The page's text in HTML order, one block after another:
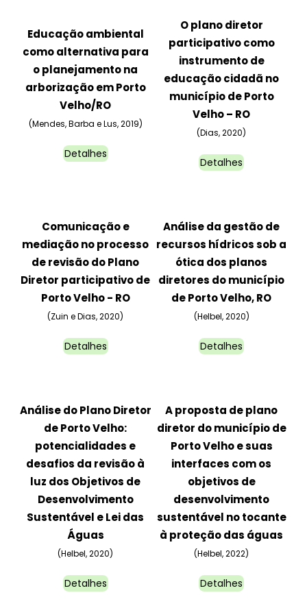
Educação ambiental
como alternativa para
o planejamento na
arborização em Porto
Velho/RO
(Mendes, Barba e Lus, 2019)
Detalhes
O plano diretor
participativo como
instrumento de
educação cidadã no
município de Porto
Velho – RO
(Dias, 2020)
Detalhes
Comunicação e
mediação no processo
de revisão do Plano
Diretor participativo de
Porto Velho - RO
(Zuin e Dias, 2020)
Detalhes
Análise da gestão de
recursos hídricos sob a
ótica dos planos
diretores do município
de Porto Velho, RO
(Helbel, 2020)
Detalhes
Análise do Plano Diretor
de Porto Velho:
potencialidades e
desafios da revisão à
luz dos Objetivos de
Desenvolvimento
Sustentável e Lei das
Águas
(Helbel, 2020)
Detalhes
A proposta de plano
diretor do município de
Porto Velho e suas
interfaces com os
objetivos de
desenvolvimento
sustentável no tocante
à proteção das águas
(Helbel, 2022)
Detalhes